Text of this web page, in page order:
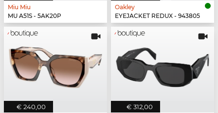
Miu Miu
MU A51S - 5AK20P
Oakley
EYEJACKET REDUX - 943805
€ 240,00 € 312,00